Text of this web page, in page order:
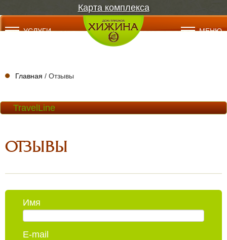
УСЛУГИ МЕНЮ
Карта комплекса
Главная / Отзывы
TravelLine
ОТЗЫВЫ
Имя
E-mail